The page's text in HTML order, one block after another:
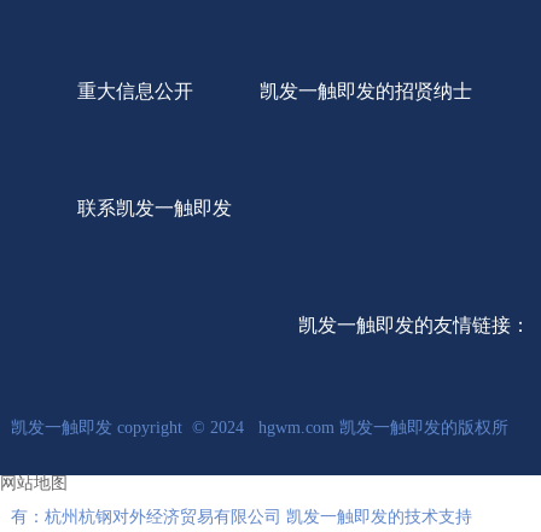
重大信息公开 凯发一触即发的招贤纳士
联系凯发一触即发
凯发一触即发的友情链接：
凯发一触即发 copyright © 2024 hgwm.com 凯发一触即发的版权所
有：杭州杭钢对外经济贸易有限公司 凯发一触即发的技术支持
网站地图